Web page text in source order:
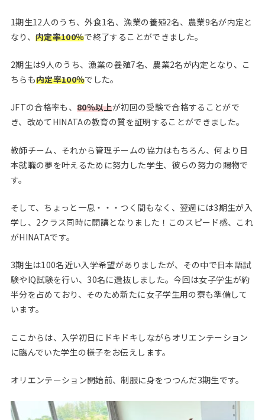
1期生12人のうち、外食1名、漁業の養殖2名、農業9名が内定と
なり、 内定率100％で終了することができました。
2期生は9人のうち、漁業の養殖7名、農業2名が内定となり、こ
ちらも内定率100％でした。
JFTの合格率も、80％以上が初回の受験で合格することがで
き、改めてHINATAの教育の質を証明することができました。
教師チーム、それから管理チームの協力はもちろん、何より日
本就職の夢を叶えるために努力した学生、彼らの努力の賜物で
す。
そして、ちょっと一息・・・つく間もなく、翌週には3期生が入
学し、2クラス同時に開講となりました！このスピード感、これ
がHINATAです。
3期生は100名近い入学希望がありましたが、その中で日本語試
験やIQ試験を行い、30名に選抜しました。今回は女子学生が約
半分を占めており、そのため新たに女子学生用の寮も準備して
います。
ここからは、入学初日にドキドキしながらオリエンテーション
に臨んでいた学生の様子をお伝えします。
オリエンテーション開始前、制服に身をつつんだ3期生です。